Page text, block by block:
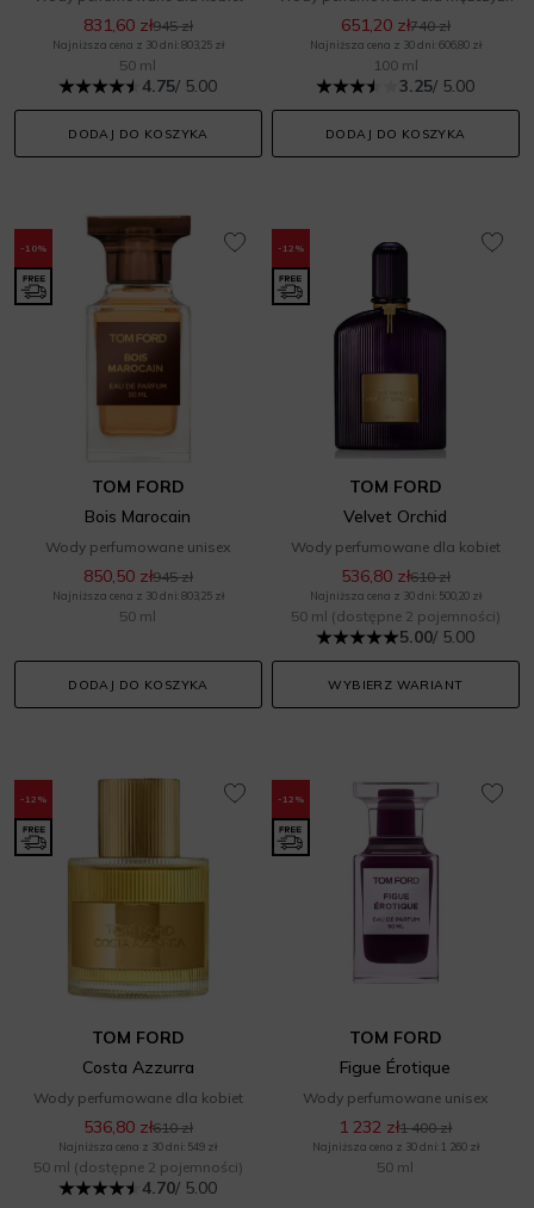
831,60 zł945 zł
Najniższa cena z 30 dni: 803,25 zł
50 ml
4.75/ 5.00
DODAJ DO KOSZYKA
651,20 zł740 zł
Najniższa cena z 30 dni: 606,80 zł
100 ml
3.25/ 5.00
DODAJ DO KOSZYKA
-10%
TOM FORD
Bois Marocain
Wody perfumowane unisex
850,50 zł945 zł
Najniższa cena z 30 dni: 803,25 zł
50 ml
DODAJ DO KOSZYKA
-12%
TOM FORD
Velvet Orchid
Wody perfumowane dla kobiet
536,80 zł610 zł
Najniższa cena z 30 dni: 500,20 zł
50 ml (dostępne 2 pojemności)
5.00/ 5.00
WYBIERZ WARIANT
-12%
TOM FORD
Costa Azzurra
Wody perfumowane dla kobiet
536,80 zł610 zł
Najniższa cena z 30 dni: 549 zł
50 ml (dostępne 2 pojemności)
4.70/ 5.00
-12%
TOM FORD
Figue Érotique
Wody perfumowane unisex
1 232 zł1 400 zł
Najniższa cena z 30 dni: 1 260 zł
50 ml